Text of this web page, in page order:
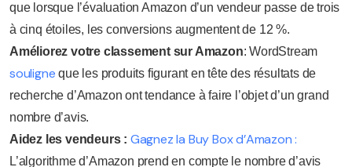
que lorsque l’évaluation Amazon d’un vendeur passe de trois
à cinq étoiles, les conversions augmentent de 12 %.
Améliorez votre classement sur Amazon: WordStream
souligne que les produits figurant en tête des résultats de
recherche d’Amazon ont tendance à faire l’objet d’un grand
nombre d’avis.
Aidez les vendeurs : Gagnez la Buy Box d’Amazon :
L’algorithme d’Amazon prend en compte le nombre d’avis